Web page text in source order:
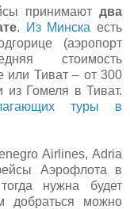
принимают два
. Из Минска есть
(аэропорт
стоимость
или Тиват – от 300
Гомеля в Тиват.
туры в
Airlines, Adria
Аэрофлота в
нужна будет
добраться можно